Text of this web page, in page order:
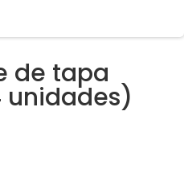
de tapa